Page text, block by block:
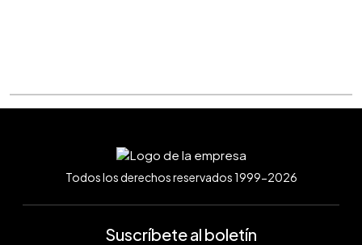
Todos los derechos reservados 1999-2026
Suscríbete al boletín